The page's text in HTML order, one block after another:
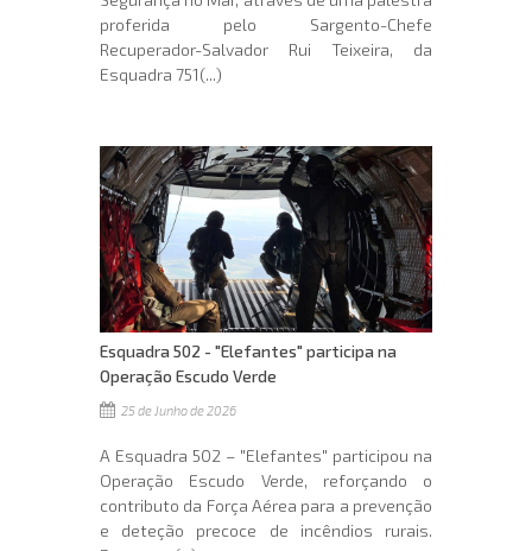
proferida pelo Sargento-Chefe
Recuperador-Salvador Rui Teixeira, da
Esquadra 751(...)
Esquadra 502 - "Elefantes" participa na
Operação Escudo Verde
25 de Junho de 2026
A Esquadra 502 – "Elefantes" participou na
Operação Escudo Verde, reforçando o
contributo da Força Aérea para a prevenção
e deteção precoce de incêndios rurais.